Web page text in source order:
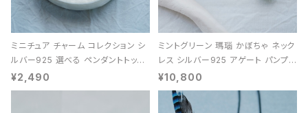
ミニチュア チャーム コレクション シ
ルバー925 選べる ペンダントトップ
レディース ユニセックス
¥2,490
ミントグリーン 瑪瑙 かぼちゃ ネック
レス シルバー925 アゲート パンプキ
ン 天然石 レディース
¥10,800